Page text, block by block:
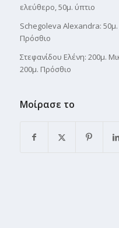
ελεύθερο, 50μ. ύπτιο
Schegoleva Alexandra:
Πρόσθιο
Στεφανίδου Ελένη: 200μ.
200μ. Πρόσθιο
Μοίρασε το